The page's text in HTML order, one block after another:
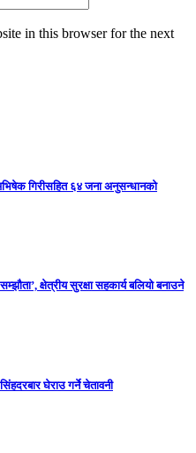
in this browser for the next
गिरीसहित ६४ जना अनुसन्धानको
क्षेत्रीय सुरक्षा सहकार्य बलियो बनाउने
घेराउ गर्ने चेतावनी